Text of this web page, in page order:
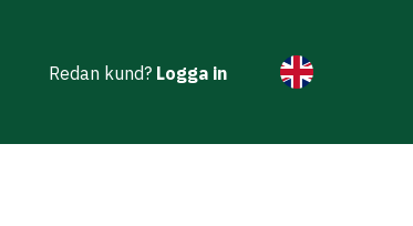
Redan kund? Logga in